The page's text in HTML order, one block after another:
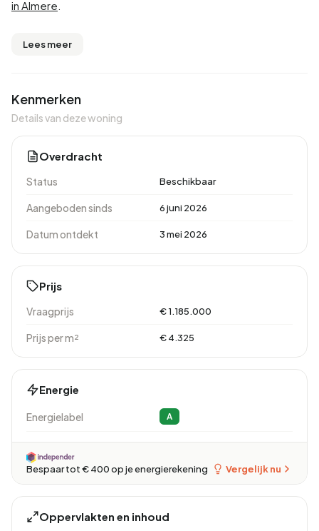
in Almere
Lees meer
Kenmerken
Details van deze woning
Overdracht
Status Beschikbaar
Aangeboden sinds 6 juni 2026
Datum ontdekt 3 mei 2026
Prijs
Vraagprijs € 1.185.000
Prijs per m² € 4.325
Energie
Energielabel A
Bespaar tot € 400 op je energierekening Vergelijk nu
Oppervlakten en inhoud